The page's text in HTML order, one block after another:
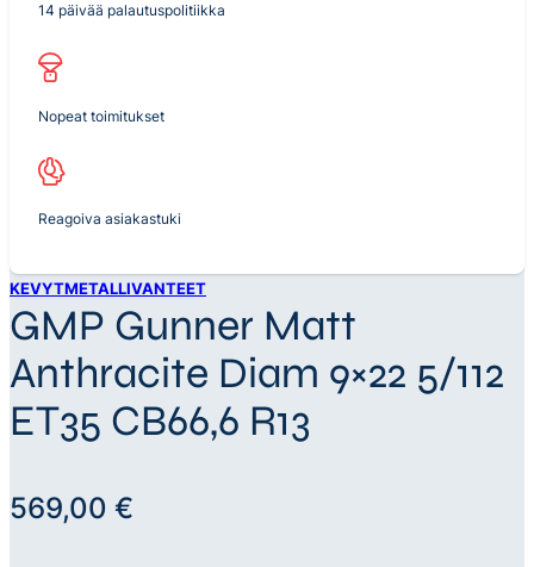
14 päivää palautuspolitiikka
Nopeat toimitukset
Reagoiva asiakastuki
KEVYTMETALLIVANTEET
GMP Gunner Matt
Anthracite Diam 9×22 5/112
ET35 CB66,6 R13
569,00 €